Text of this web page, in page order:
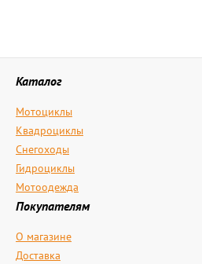
Каталог
Мотоциклы
Квадроциклы
Снегоходы
Гидроциклы
Мотоодежда
Покупателям
О магазине
Доставка